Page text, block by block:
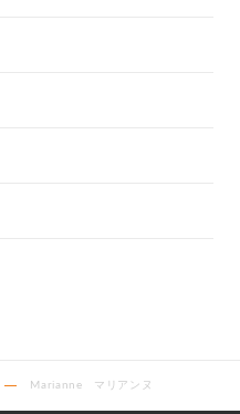
Marianne マリアンヌ